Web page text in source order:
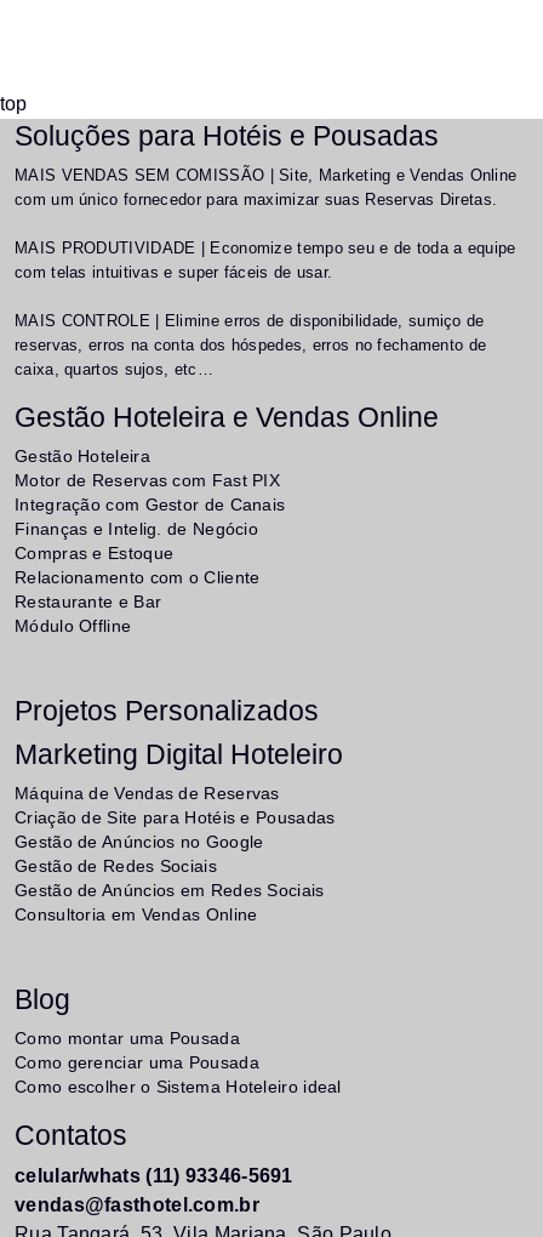
Soluções para Hotéis e Pousadas
MAIS VENDAS SEM COMISSÃO | Site, Marketing e Vendas Online
com um único fornecedor para maximizar suas Reservas Diretas.
MAIS PRODUTIVIDADE | Economize tempo seu e de toda a equipe
com telas intuitivas e super fáceis de usar.
MAIS CONTROLE | Elimine erros de disponibilidade, sumiço de
reservas, erros na conta dos hóspedes, erros no fechamento de
caixa, quartos sujos, etc…
Gestão Hoteleira e Vendas Online
Gestão Hoteleira
Motor de Reservas com Fast PIX
Integração com Gestor de Canais
Finanças e Intelig. de Negócio
Compras e Estoque
Relacionamento com o Cliente
Restaurante e Bar
Módulo Offline
Projetos Personalizados
Marketing Digital Hoteleiro
Máquina de Vendas de Reservas
Criação de Site para Hotéis e Pousadas
Gestão de Anúncios no Google
Gestão de Redes Sociais
Gestão de Anúncios em Redes Sociais
Consultoria em Vendas Online
Blog
Como montar uma Pousada
Como gerenciar uma Pousada
Como escolher o Sistema Hoteleiro ideal
Contatos
celular/whats (11) 93346-5691
vendas@fasthotel.com.br